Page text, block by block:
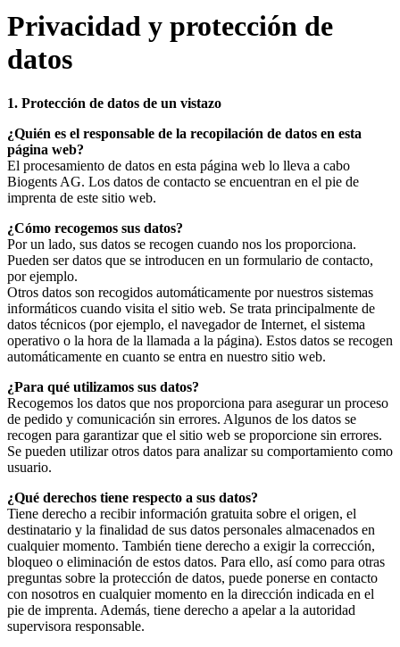
Privacidad y protección de
datos
1. Protección de datos de un vistazo
¿Quién es el responsable de la recopilación de datos en esta
página web?
El procesamiento de datos en esta página web lo lleva a cabo
Biogents AG. Los datos de contacto se encuentran en el pie de
imprenta de este sitio web.
¿Cómo recogemos sus datos?
Por un lado, sus datos se recogen cuando nos los proporciona.
Pueden ser datos que se introducen en un formulario de contacto,
por ejemplo.
Otros datos son recogidos automáticamente por nuestros sistemas
informáticos cuando visita el sitio web. Se trata principalmente de
datos técnicos (por ejemplo, el navegador de Internet, el sistema
operativo o la hora de la llamada a la página). Estos datos se recogen
automáticamente en cuanto se entra en nuestro sitio web.
¿Para qué utilizamos sus datos?
Recogemos los datos que nos proporciona para asegurar un proceso
de pedido y comunicación sin errores. Algunos de los datos se
recogen para garantizar que el sitio web se proporcione sin errores.
Se pueden utilizar otros datos para analizar su comportamiento como
usuario.
¿Qué derechos tiene respecto a sus datos?
Tiene derecho a recibir información gratuita sobre el origen, el
destinatario y la finalidad de sus datos personales almacenados en
cualquier momento. También tiene derecho a exigir la corrección,
bloqueo o eliminación de estos datos. Para ello, así como para otras
preguntas sobre la protección de datos, puede ponerse en contacto
con nosotros en cualquier momento en la dirección indicada en el
pie de imprenta. Además, tiene derecho a apelar a la autoridad
supervisora responsable.